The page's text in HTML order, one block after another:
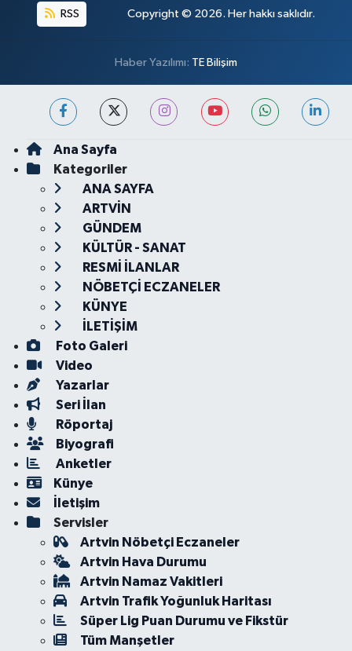
RSS Copyright © 2026. Her hakkı saklıdır.
Haber Yazılımı: TE Bilişim
Ana Sayfa
Kategoriler
ANA SAYFA
ARTVİN
GÜNDEM
KÜLTÜR - SANAT
RESMİ İLANLAR
NÖBETÇİ ECZANELER
KÜNYE
İLETİŞİM
Foto Galeri
Video
Yazarlar
Seri İlan
Röportaj
Biyografi
Anketler
Künye
İletişim
Servisler
Artvin Nöbetçi Eczaneler
Artvin Hava Durumu
Artvin Namaz Vakitleri
Artvin Trafik Yoğunluk Haritası
Süper Lig Puan Durumu ve Fikstür
Tüm Manşetler